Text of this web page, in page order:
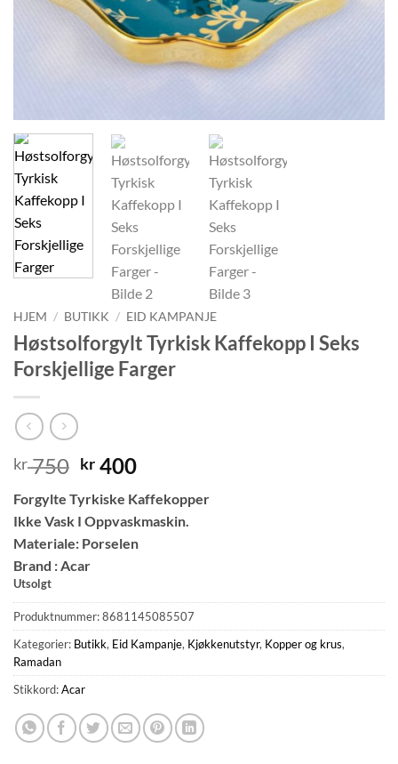
HJEM / BUTIKK / EID KAMPANJE
Høstsolforgylt Tyrkisk Kaffekopp I Seks
Forskjellige Farger
kr750 Opprinnelig
var:
kr 750.
kr 400Nåværende
er:
kr 400.
Forgylte Tyrkiske Kaffekopper
Ikke Vask I Oppvaskmaskin.
Materiale: Porselen
Brand : Acar
Utsolgt
Produktnummer:8681145085507
Kategorier: Butikk, Eid Kampanje, Kjøkkenutstyr, Kopper og krus,
Ramadan
Stikkord:Acar